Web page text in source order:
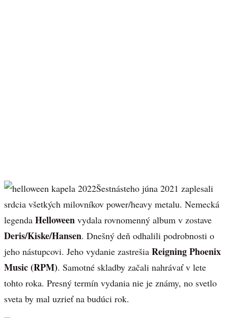
Šestnásteho júna 2021 zaplesali
srdcia všetkých milovníkov power/heavy metalu. Nemecká
legenda Helloween vydala rovnomenný album v zostave
Deris/Kiske/Hansen. Dnešný deň odhalili podrobnosti o
jeho nástupcovi. Jeho vydanie zastrešia Reigning Phoenix
Music (RPM). Samotné skladby začali nahrávať v lete
tohto roka. Presný termín vydania nie je známy, no svetlo
sveta by mal uzrieť na budúci rok.